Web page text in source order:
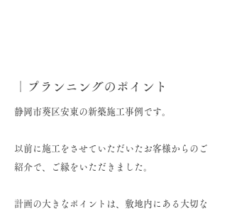
｜プランニングのポイント
静岡市葵区安東の新築施工事例です。
以前に施工をさせていただいたお客様からのご
紹介で、ご縁をいただきました。
計画の大きなポイントは、敷地内にある大切な